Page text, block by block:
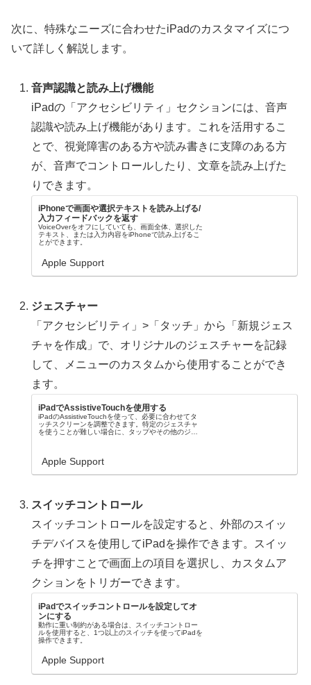
次に、特殊なニーズに合わせたiPadのカスタマイズにつ
いて詳しく解説します。
音声認識と読み上げ機能
iPadの「アクセシビリティ」セクションには、音声
認識や読み上げ機能があります。これを活用するこ
とで、視覚障害のある方や読み書きに支障のある方
が、音声でコントロールしたり、文章を読み上げた
りできます。
iPhoneで画面や選択テキストを読み上げる/
入力フィードバックを返す
VoiceOverをオフにしていても、画面全体、選択した
テキスト、または入力内容をiPhoneで読み上げるこ
とができます。
Apple Support
ジェスチャー
「アクセシビリティ」>「タッチ」から「新規ジェス
チャを作成」で、オリジナルのジェスチャーを記録
して、メニューのカスタムから使用することができ
ます。
iPadでAssistiveTouchを使用する
iPadのAssistiveTouchを使って、必要に合わせてタ
ッチスクリーンを調整できます。特定のジェスチャ
を使うことが難しい場合に、タップやその他のジェ
Apple Support
スイッチコントロール
スイッチコントロールを設定すると、外部のスイッ
チデバイスを使用してiPadを操作できます。スイッ
チを押すことで画面上の項目を選択し、カスタムア
クションをトリガーできます。
iPadでスイッチコントロールを設定してオ
ンにする
動作に重い制約がある場合は、スイッチコントロー
ルを使用すると、1つ以上のスイッチを使ってiPadを
操作できます。
Apple Support